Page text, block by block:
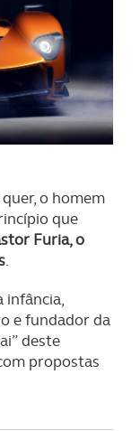
o homem
que
Furia, o
.
infância,
e fundador da
deste
propostas